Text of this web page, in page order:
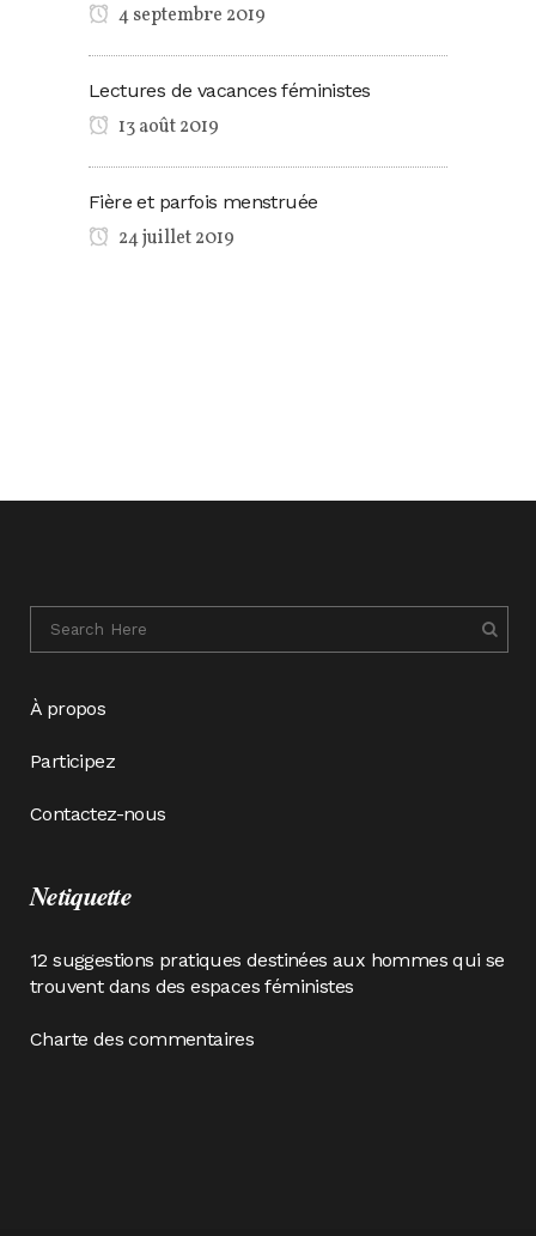
4 septembre 2019
Lectures de vacances féministes
13 août 2019
Fière et parfois menstruée
24 juillet 2019
À propos
Participez
Contactez-nous
Netiquette
12 suggestions pratiques destinées aux hommes qui se
trouvent dans des espaces féministes
Charte des commentaires